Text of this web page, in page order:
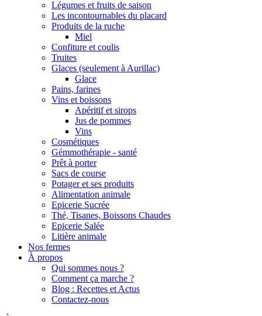
Légumes et fruits de saison
Les incontournables du placard
Produits de la ruche
Miel
Confiture et coulis
Truites
Glaces (seulement à Aurillac)
Glace
Pains, farines
Vins et boissons
Apéritif et sirops
Jus de pommes
Vins
Cosmétiques
Gémmothérapie - santé
Prêt à porter
Sacs de course
Potager et ses produits
Alimentation animale
Epicerie Sucrée
Thé, Tisanes, Boissons Chaudes
Epicerie Salée
Litière animale
Nos fermes
À propos
Qui sommes nous ?
Comment ça marche ?
Blog : Recettes et Actus
Contactez-nous